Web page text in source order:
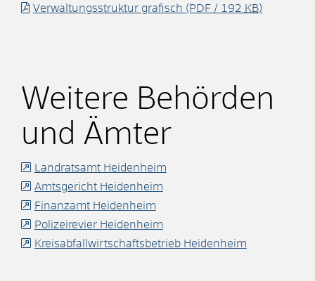
Verwaltungsstruktur grafisch (PDF / 192 KB)
Weitere Behörden
und Ämter
Landratsamt Heidenheim
Amtsgericht Heidenheim
Finanzamt Heidenheim
Polizeirevier Heidenheim
Kreisabfallwirtschaftsbetrieb Heidenheim